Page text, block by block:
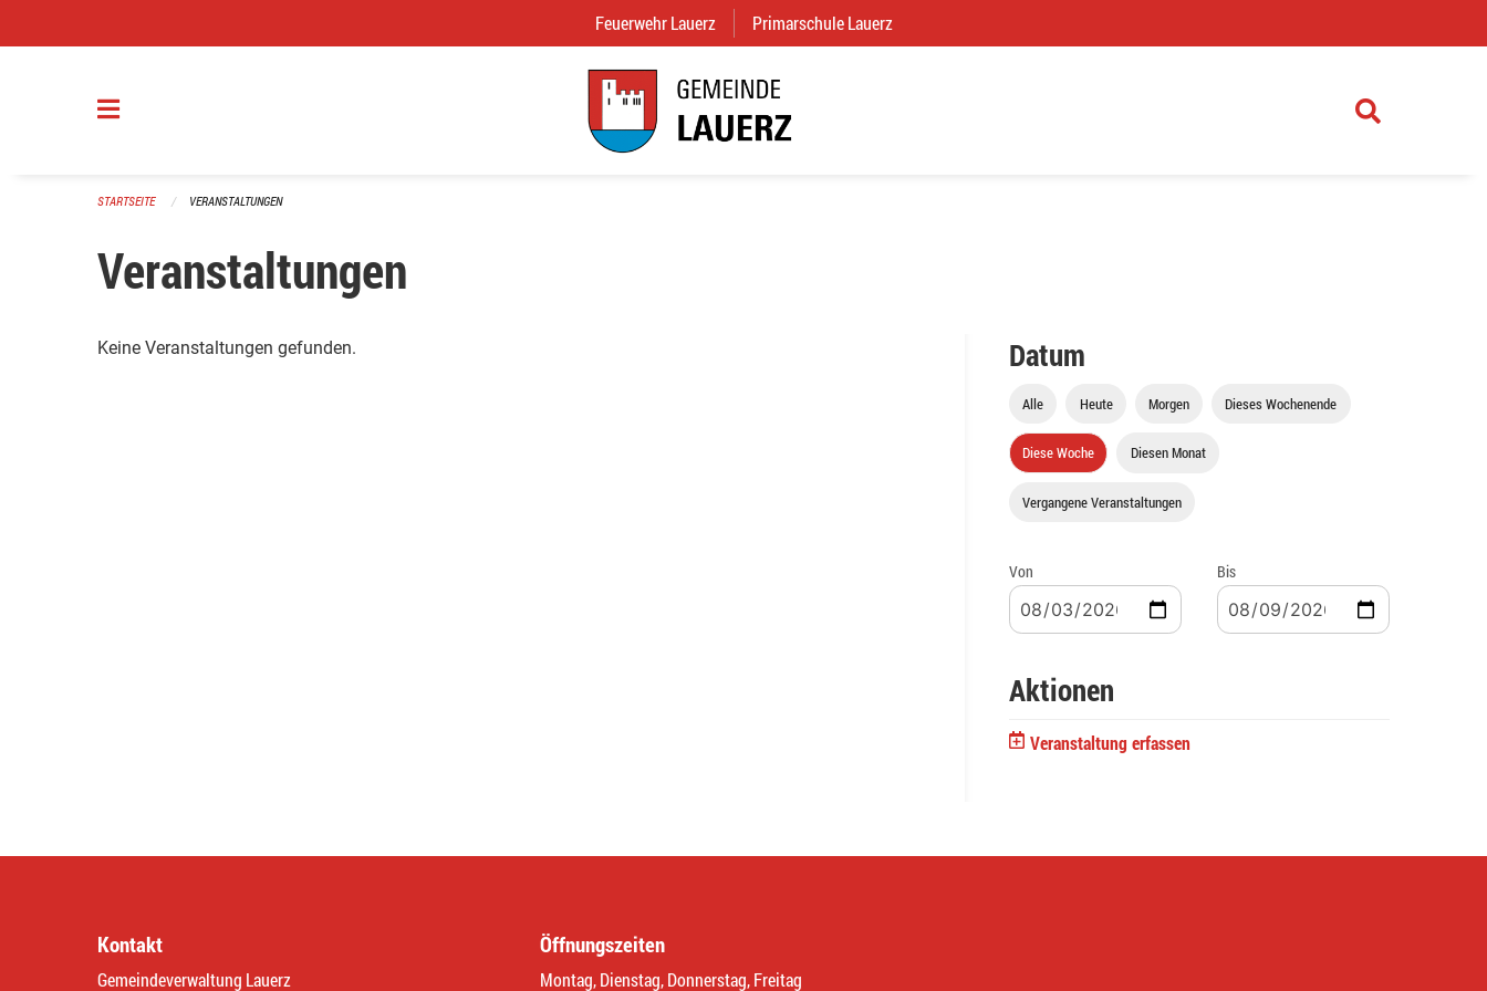
Feuerwehr Lauerz (External Link)
Primarschule Lauerz
STARTSEITE VERANSTALTUNGEN
Veranstaltungen
Keine Veranstaltungen gefunden. Datum
Alle Heute Morgen Dieses Wochenende
Diese Woche Diesen Monat
Vergangene Veranstaltungen
Von Bis
Aktionen
Veranstaltung erfassen
Kontakt
Gemeindeverwaltung Lauerz
Öffnungszeiten
Montag, Dienstag, Donnerstag, Freitag